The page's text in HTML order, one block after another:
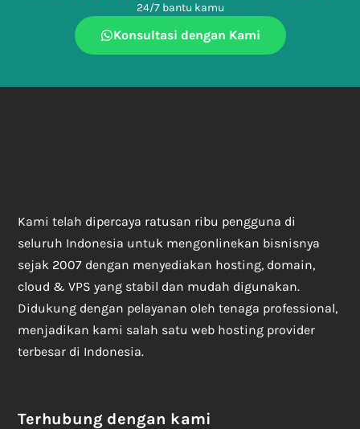
24/7 bantu kamu
Konsultasi dengan Kami
Kami telah dipercaya ratusan ribu pengguna di
seluruh Indonesia untuk mengonlinekan bisnisnya
sejak 2007 dengan menyediakan hosting, domain,
cloud & VPS yang stabil dan mudah digunakan.
Didukung dengan pelayanan oleh tenaga professional,
menjadikan kami salah satu web hosting provider
terbesar di Indonesia.
Terhubung dengan kami